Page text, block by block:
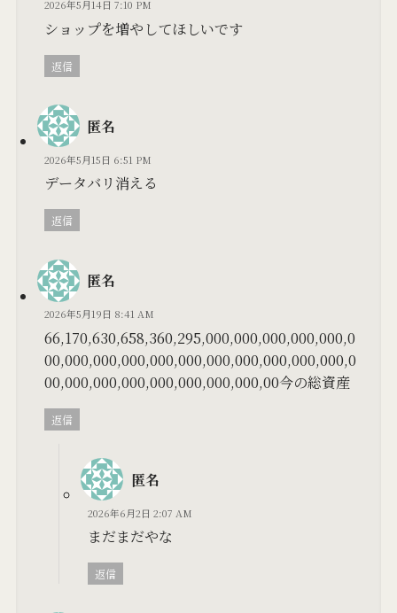
2026年5月14日 7:10 PM
ショップを増やしてほしいです
返信
匿名
2026年5月15日 6:51 PM
データバリ消える
返信
匿名
2026年5月19日 8:41 AM
66,170,630,658,360,295,000,000,000,000,000,0
00,000,000,000,000,000,000,000,000,000,000,0
00,000,000,000,000,000,000,000,00今の総資産
返信
匿名
2026年6月2日 2:07 AM
まだまだやな
返信